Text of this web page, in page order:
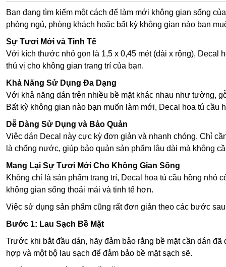
Bạn đang tìm kiếm một cách để làm mới không gian sống
phòng ngủ, phòng khách hoặc bất kỳ không gian nào bạn
Sự Tươi Mới và Tinh Tế
Với kích thước nhỏ gọn là 1,5 x 0,45 mét (dài x rộng), Decal
thú vị cho không gian trang trí của bạn.
Khả Năng Sử Dụng Đa Dạng
Với khả năng dán trên nhiều bề mặt khác nhau như tường,
Bất kỳ không gian nào bạn muốn làm mới, Decal hoa tú cầu
Dễ Dàng Sử Dụng và Bảo Quản
Việc dán Decal này cực kỳ đơn giản và nhanh chóng. Chỉ
là chống nước, giúp bảo quản sản phẩm lâu dài mà không
Mang Lại Sự Tươi Mới Cho Không Gian Sống
Không chỉ là sản phẩm trang trí, Decal hoa tú cầu hồng
không gian sống thoải mái và tinh tế hơn.
Việc sử dụng sản phẩm cũng rất đơn giản theo các bước
Bước 1: Lau Sạch Bề Mặt
Trước khi bắt đầu dán, hãy đảm bảo rằng bề mặt cần dán
hợp và một bộ lau sạch để đảm bảo bề mặt sạch sẽ.